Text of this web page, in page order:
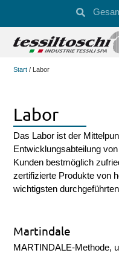
Start / Labor
Labor
Das Labor ist der
Entwicklungsabteilung
Kunden bestmöglich
zertifizierte Produkte von
wichtigsten
Martindale
MARTINDALE-Methode,